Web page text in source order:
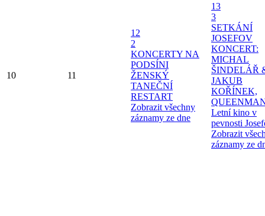
10 11
12
2
KONCERTY NA
PODSÍNI
ŽENSKÝ
TANEČNÍ
RESTART
Zobrazit všechny
záznamy ze dne
13
3
SETKÁNÍ
JOSEFOV
KONCERT:
MICHAL
ŠINDELÁŘ
JAKUB
KOŘÍNEK,
Letní kino v
pevnosti
Zobrazit
záznamy ze